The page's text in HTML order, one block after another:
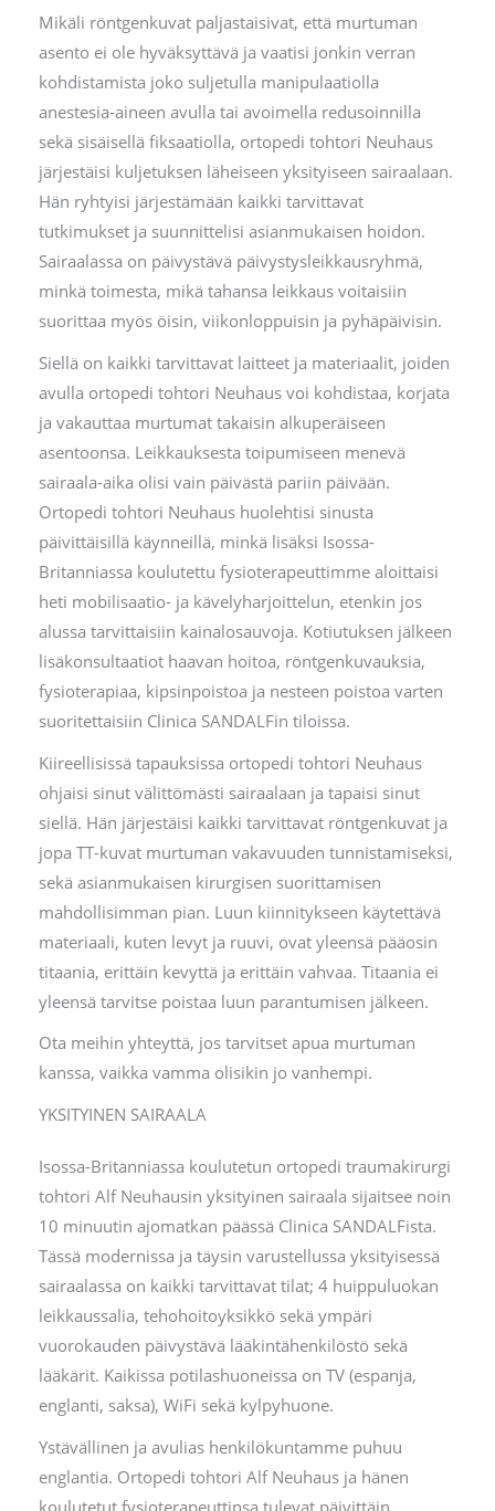
Mikäli röntgenkuvat paljastaisivat, että murtuman
asento ei ole hyväksyttävä ja vaatisi jonkin verran
kohdistamista joko suljetulla manipulaatiolla
anestesia-aineen avulla tai avoimella redusoinnilla
sekä sisäisellä fiksaatiolla, ortopedi tohtori Neuhaus
järjestäisi kuljetuksen läheiseen yksityiseen sairaalaan.
Hän ryhtyisi järjestämään kaikki tarvittavat
tutkimukset ja suunnittelisi asianmukaisen hoidon.
Sairaalassa on päivystävä päivystysleikkausryhmä,
minkä toimesta, mikä tahansa leikkaus voitaisiin
suorittaa myös öisin, viikonloppuisin ja pyhäpäivisin.
Siellä on kaikki tarvittavat laitteet ja materiaalit, joiden
avulla ortopedi tohtori Neuhaus voi kohdistaa, korjata
ja vakauttaa murtumat takaisin alkuperäiseen
asentoonsa. Leikkauksesta toipumiseen menevä
sairaala-aika olisi vain päivästä pariin päivään.
Ortopedi tohtori Neuhaus huolehtisi sinusta
päivittäisillä käynneillä, minkä lisäksi Isossa-
Britanniassa koulutettu fysioterapeuttimme aloittaisi
heti mobilisaatio- ja kävelyharjoittelun, etenkin jos
alussa tarvittaisiin kainalosauvoja. Kotiutuksen jälkeen
lisäkonsultaatiot haavan hoitoa, röntgenkuvauksia,
fysioterapiaa, kipsinpoistoa ja nesteen poistoa varten
suoritettaisiin Clinica SANDALFin tiloissa.
Kiireellisissä tapauksissa ortopedi tohtori Neuhaus
ohjaisi sinut välittömästi sairaalaan ja tapaisi sinut
siellä. Hän järjestäisi kaikki tarvittavat röntgenkuvat ja
jopa TT-kuvat murtuman vakavuuden tunnistamiseksi,
sekä asianmukaisen kirurgisen suorittamisen
mahdollisimman pian. Luun kiinnitykseen käytettävä
materiaali, kuten levyt ja ruuvi, ovat yleensä pääosin
titaania, erittäin kevyttä ja erittäin vahvaa. Titaania ei
yleensä tarvitse poistaa luun parantumisen jälkeen.
Ota meihin yhteyttä, jos tarvitset apua murtuman
kanssa, vaikka vamma olisikin jo vanhempi.
YKSITYINEN SAIRAALA
Isossa-Britanniassa koulutetun ortopedi traumakirurgi
tohtori Alf Neuhausin yksityinen sairaala sijaitsee noin
10 minuutin ajomatkan päässä Clinica SANDALFista.
Tässä modernissa ja täysin varustellussa yksityisessä
sairaalassa on kaikki tarvittavat tilat; 4 huippuluokan
leikkaussalia, tehohoitoyksikkö sekä ympäri
vuorokauden päivystävä lääkintähenkilöstö sekä
lääkärit. Kaikissa potilashuoneissa on TV (espanja,
englanti, saksa), WiFi sekä kylpyhuone.
Ystävällinen ja avulias henkilökuntamme puhuu
englantia. Ortopedi tohtori Alf Neuhaus ja hänen